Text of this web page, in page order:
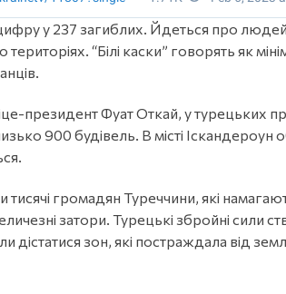
у 237 загиблих. Йдеться про
“Білі каски” говорять як
президент Фуат Откай, у турецьких
900 будівель. В місті Іскандероун
громадян Туреччини, які
затори. Турецькі збройні сили
зон, які постраждала від